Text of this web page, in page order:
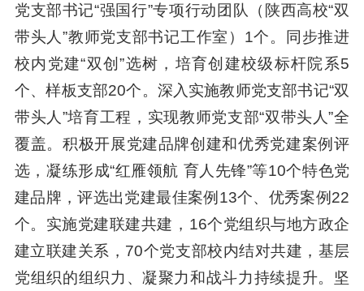
党支部书记“强国行”专项行动团队（陕西高校“双
带头人”教师党支部书记工作室）1个。同步推进
校内党建“双创”选树，培育创建校级标杆院系5
个、样板支部20个。深入实施教师党支部书记“双
带头人”培育工程，实现教师党支部“双带头人”全
覆盖。积极开展党建品牌创建和优秀党建案例评
选，凝练形成“红雁领航 育人先锋”等10个特色党
建品牌，评选出党建最佳案例13个、优秀案例22
个。实施党建联建共建，16个党组织与地方政企
建立联建关系，70个党支部校内结对共建，基层
党组织的组织力、凝聚力和战斗力持续提升。坚